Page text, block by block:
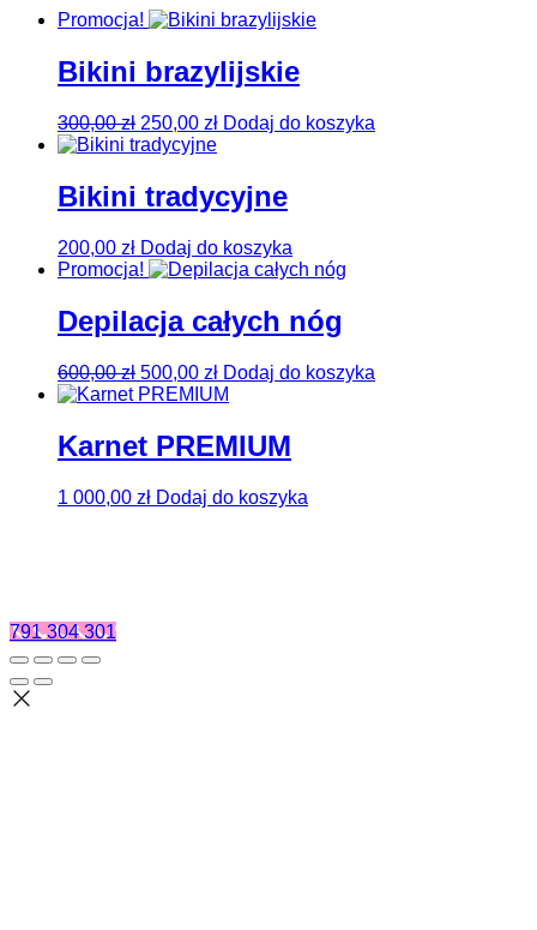
Promocja!
Bikini brazylijskie
300,00zł 250,00 zł Dodaj do koszyka
Bikini tradycyjne
200,00 zł Dodaj do koszyka
Promocja!
Depilacja całych nóg
600,00zł 500,00 zł Dodaj do koszyka
Karnet PREMIUM
1 000,00 zł Dodaj do koszyka
791 304 301